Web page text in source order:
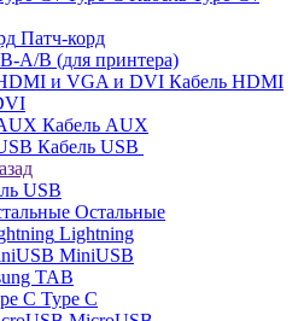
Патч-корд
A/B (для принтера)
Кабель HDMI
Кабель AUX
Кабель USB
USB
Остальные
Lightning
MiniUSB
TAB
Type C